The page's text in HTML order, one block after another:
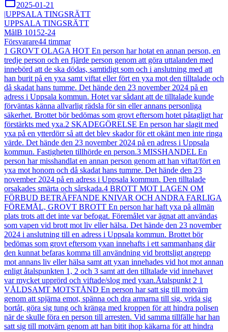
2025-01-21
|UPPSALA TINGSRÄTT
UPPSALA TINGSRÄTT
MålB 10152-24
Försvarare44 timmar
1 GROVT OLAGA HOT En person har hotat en annan person, en
tredje person och en fjärde person genom att göra uttalanden med
innebörd att de ska dödas, samtidigt som och i anslutning med att
han burit på en yxa samt viftat eller fört en yxa mot den tilltalade och
då skadat hans tumme. Det hände den 23 november 2024 på en
adress i Uppsala kommun. Hotet var sådant att de tilltalade kunde
förväntas känna allvarlig rädsla för sin eller annans personliga
säkerhet. Brottet bör bedömas som grovt eftersom hotet påtagligt har
förstärkts med yxa.2 SKADEGÖRELSE En person har slagit med
yxa på en ytterdörr så att det blev skador för ett okänt men inte ringa
värde. Det hände den 23 november 2024 på en adress i Uppsala
kommun. Fastigheten tillhörde en person.3 MISSHANDEL En
person har misshandlat en annan person genom att han viftat/fört en
yxa mot honom och då skadat hans tumme. Det hände den 23
november 2024 på en adress i Uppsala kommun. Den tilltalade
orsakades smärta och sårskada.4 BROTT MOT LAGEN OM
FÖRBUD BETRÄFFANDE KNIVAR OCH ANDRA FARLIGA
FÖREMÅL, GROVT BROTT En person har haft yxa på allmän
plats trots att det inte var befogat. Föremålet var ägnat att användas
som vapen vid brott mot liv eller hälsa. Det hände den 23 november
2024 i anslutning till en adress i Uppsala kommun. Brottet bör
bedömas som grovt eftersom yxan innehafts i ett sammanhang där
den kunnat befaras komma till användning vid brottsligt angrepp
mot annans liv eller hälsa samt att yxan innehades vid hot mot annan
enligt åtalspunkten 1, 2 och 3 samt att den tilltalade vid innehavet
var mycket upprörd och viftade/slog med yxan.Åtalspunkt 2 1
VÅLDSAMT MOTSTÅND En person har satt sig till motvärn
genom att spjärna emot, spänna och dra armarna till sig, vrida sig
bortåt, göra sig tung och kränga med kroppen för att hindra polisen
när de skulle föra en person till arresten. Vid samma tillfälle har han
satt sig till motvärn genom att han bitit ihop käkarna för att hindra